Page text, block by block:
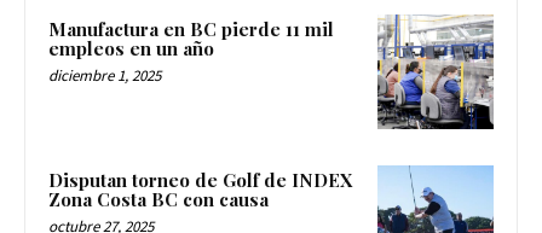
Manufactura en BC pierde 11 mil
empleos en un año
diciembre 1, 2025
Disputan torneo de Golf de INDEX
Zona Costa BC con causa
octubre 27, 2025